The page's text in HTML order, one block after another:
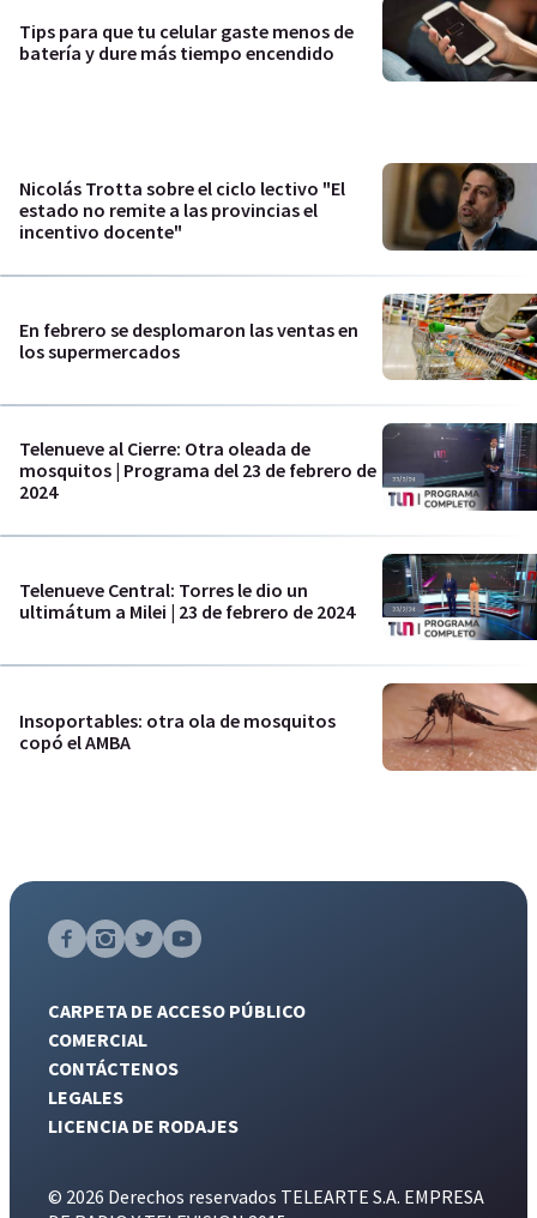
Tips para que tu celular gaste menos de
batería y dure más tiempo encendido
Nicolás Trotta sobre el ciclo lectivo "El
estado no remite a las provincias el
incentivo docente"
En febrero se desplomaron las ventas en
los supermercados
Telenueve al Cierre: Otra oleada de
mosquitos | Programa del 23 de febrero de
2024
Telenueve Central: Torres le dio un
ultimátum a Milei | 23 de febrero de 2024
Insoportables: otra ola de mosquitos
copó el AMBA
CARPETA DE ACCESO PÚBLICO
COMERCIAL
CONTÁCTENOS
LEGALES
LICENCIA DE RODAJES
© 2026 Derechos reservados TELEARTE S.A. EMPRESA